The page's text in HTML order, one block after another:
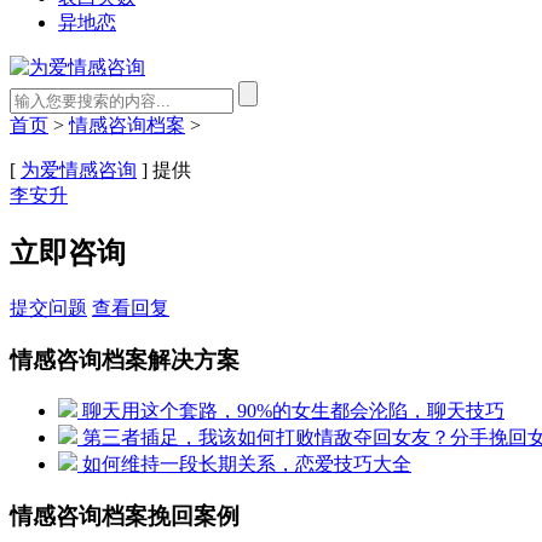
异地恋
首页 >情感咨询档案 >
[ 为爱情感咨询 ] 提供
李安升
立即咨询
提交问题 查看回复
情感咨询档案解决方案
聊天用这个套路，90%的女生都会沦陷，聊天技巧
第三者插足，我该如何打败情敌夺回女友？分手挽回
如何维持一段长期关系，恋爱技巧大全
情感咨询档案挽回案例